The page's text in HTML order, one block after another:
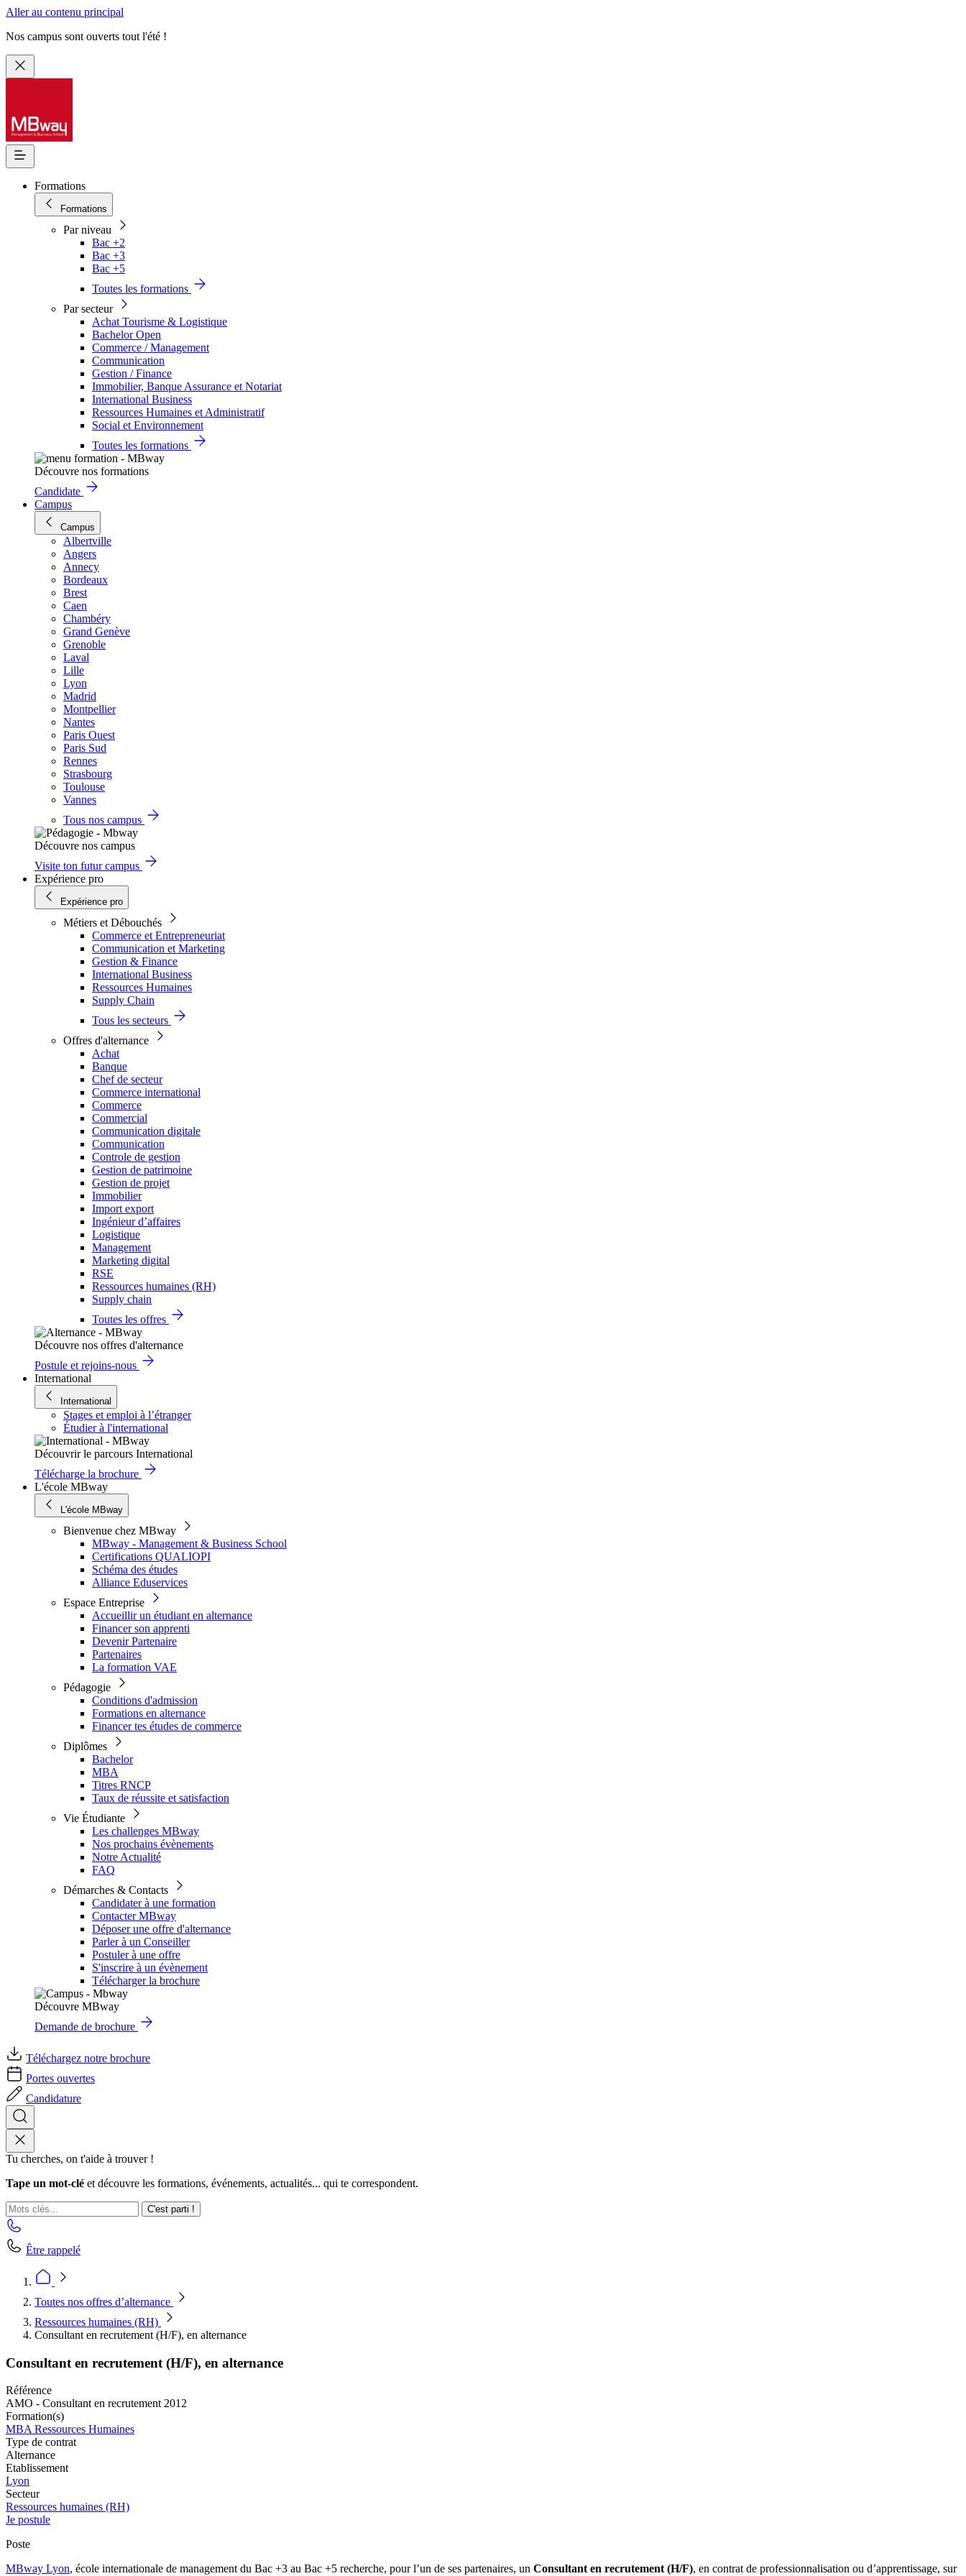
Aller au contenu principal
Nos campus sont ouverts tout l'été !
Formations
Formations
Par niveau
Bac +2
Bac +3
Bac +5
Toutes les formations
Par secteur
Achat Tourisme & Logistique
Bachelor Open
Commerce / Management
Communication
Gestion / Finance
Immobilier, Banque Assurance et Notariat
International Business
Ressources Humaines et Administratif
Social et Environnement
Toutes les formations
Découvre nos formations
Candidate
Campus
Campus
Albertville
Angers
Annecy
Bordeaux
Brest
Caen
Chambéry
Grand Genève
Grenoble
Laval
Lille
Lyon
Madrid
Montpellier
Nantes
Paris Ouest
Paris Sud
Rennes
Strasbourg
Toulouse
Vannes
Tous nos campus
Découvre nos campus
Visite ton futur campus
Expérience pro
Expérience pro
Métiers et Débouchés
Commerce et Entrepreneuriat
Communication et Marketing
Gestion & Finance
International Business
Ressources Humaines
Supply Chain
Tous les secteurs
Offres d'alternance
Achat
Banque
Chef de secteur
Commerce international
Commerce
Commercial
Communication digitale
Communication
Controle de gestion
Gestion de patrimoine
Gestion de projet
Immobilier
Import export
Ingénieur d’affaires
Logistique
Management
Marketing digital
RSE
Ressources humaines (RH)
Supply chain
Toutes les offres
Découvre nos offres d'alternance
Postule et rejoins-nous
International
International
Stages et emploi à l’étranger
Étudier à l'international
Découvrir le parcours International
Télécharge la brochure
L'école MBway
L'école MBway
Bienvenue chez MBway
MBway - Management & Business School
Certifications QUALIOPI
Schéma des études
Alliance Eduservices
Espace Entreprise
Accueillir un étudiant en alternance
Financer son apprenti
Devenir Partenaire
Partenaires
La formation VAE
Pédagogie
Conditions d'admission
Formations en alternance
Financer tes études de commerce
Diplômes
Bachelor
MBA
Titres RNCP
Taux de réussite et satisfaction
Vie Étudiante
Les challenges MBway
Nos prochains évènements
Notre Actualité
FAQ
Démarches & Contacts
Candidater à une formation
Contacter MBway
Déposer une offre d'alternance
Parler à un Conseiller
Postuler à une offre
S'inscrire à un évènement
Télécharger la brochure
Découvre MBway
Demande de brochure
Téléchargez notre brochure
Portes ouvertes
Candidature
Tu cherches, on t'aide à trouver !
Tape un mot-clé et découvre les formations, événements, actualités... qui te correspondent.
C'est parti !
Être rappelé
Toutes nos offres d’alternance
Ressources humaines (RH)
Consultant en recrutement (H/F), en alternance
Consultant en recrutement (H/F), en alternance
Référence
AMO - Consultant en recrutement 2012
Formation(s)
MBA Ressources Humaines
Type de contrat
Alternance
Etablissement
Lyon
Secteur
Ressources humaines (RH)
Je postule
Poste
MBway Lyon, école internationale de management du Bac +3 au Bac +5 recherche, pour l’un de ses partenaires, un Consultant en recrutement (H/F), en contrat de professionnalisation ou d’apprentissage, sur